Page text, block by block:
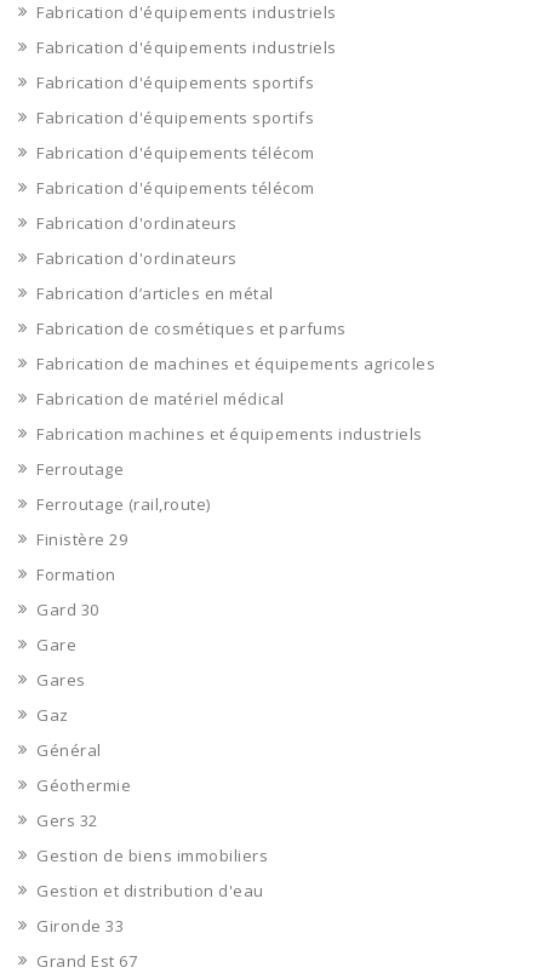
Fabrication d'équipements industriels
Fabrication d'équipements industriels
Fabrication d'équipements sportifs
Fabrication d'équipements sportifs
Fabrication d'équipements télécom
Fabrication d'équipements télécom
Fabrication d'ordinateurs
Fabrication d'ordinateurs
Fabrication d’articles en métal
Fabrication de cosmétiques et parfums
Fabrication de machines et équipements agricoles
Fabrication de matériel médical
Fabrication machines et équipements industriels
Ferroutage
Ferroutage (rail,route)
Finistère 29
Formation
Gard 30
Gare
Gares
Gaz
Général
Géothermie
Gers 32
Gestion de biens immobiliers
Gestion et distribution d'eau
Gironde 33
Grand Est 67